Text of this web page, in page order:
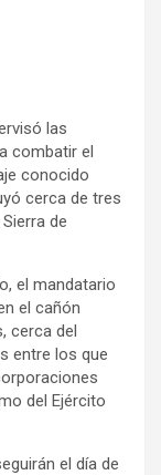
las
combatir el
conocido
cerca de tres
de
el mandatario
el cañón
cerca del
entre los que
del Ejército
el día de